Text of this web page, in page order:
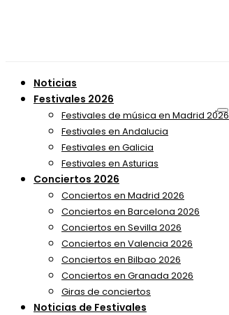
Noticias
Festivales 2026
Festivales de música en Madrid 2026
Festivales en Andalucia
Festivales en Galicia
Festivales en Asturias
Conciertos 2026
Conciertos en Madrid 2026
Conciertos en Barcelona 2026
Conciertos en Sevilla 2026
Conciertos en Valencia 2026
Conciertos en Bilbao 2026
Conciertos en Granada 2026
Giras de conciertos
Noticias de Festivales